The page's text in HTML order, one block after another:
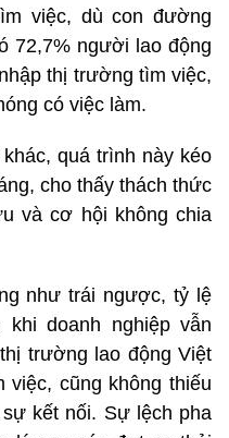
việc, dù con đường
72,7% người lao động
thị trường tìm việc,
có việc làm.
quá trình này kéo
cho thấy thách thức
và cơ hội không chia
như trái ngược,tỷ lệ
doanh nghiệp vẫn
trường lao động Việt
việc, cũng không thiếu
kết nối. Sự lệch pha